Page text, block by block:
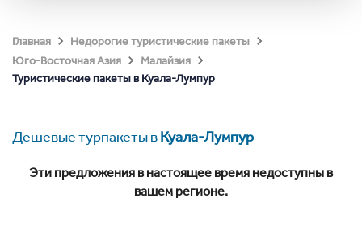
Главная
Недорогие туристические пакеты
Юго-Восточная Азия
Малайзия
Туристические пакеты в Куала-Лумпур
Дешевые турпакеты вКуала-Лумпур
Эти предложения в настоящее время недоступны в
вашем регионе.